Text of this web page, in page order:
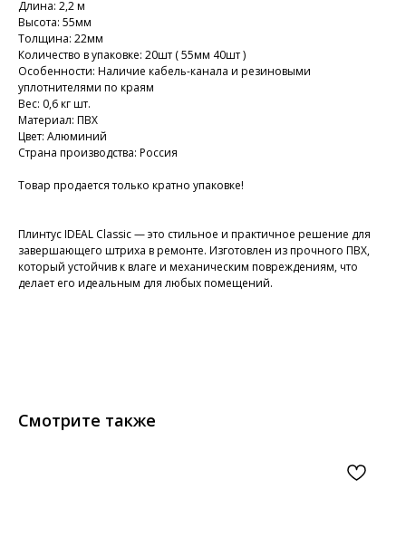
Длина: 2,2 м
Высота: 55мм
Толщина: 22мм
Количество в упаковке: 20шт ( 55мм 40шт )
Особенности: Наличие кабель-канала и резиновыми
уплотнителями по краям
Вес: 0,6 кг шт.
Материал: ПВХ
Цвет: Алюминий
Страна производства: Россия
Товар продается только кратно упаковке!
Плинтус IDEAL Classic — это стильное и практичное решение для
завершающего штриха в ремонте. Изготовлен из прочного ПВХ,
который устойчив к влаге и механическим повреждениям, что
делает его идеальным для любых помещений.
Смотрите также